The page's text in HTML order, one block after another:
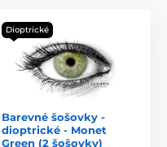
Dioptrické
Barevné šošovky -
dioptrické - Monet
Green (2 šošovky)